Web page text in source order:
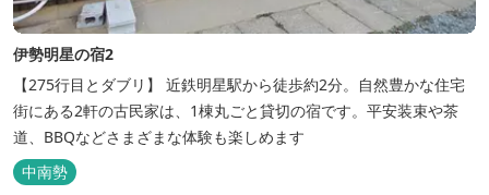
伊勢明星の宿2
【275行目とダブリ】 近鉄明星駅から徒歩約2分。自然豊かな住宅
街にある2軒の古民家は、1棟丸ごと貸切の宿です。平安装束や茶
道、BBQなどさまざまな体験も楽しめます
中南勢